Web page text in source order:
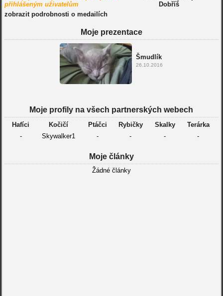
Dobříš
přihlášeným uživatelům
zobrazit podrobnosti o medailích
Moje prezentace
Šmudlík
26.10.2016
Moje profily na všech partnerských webech
Hafíci Kočičí Ptáčci Rybičky Skalky
Terárka
-
Skywalker1 - - - -
Moje články
Žádné články